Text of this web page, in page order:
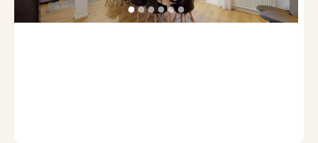
●●●●●●